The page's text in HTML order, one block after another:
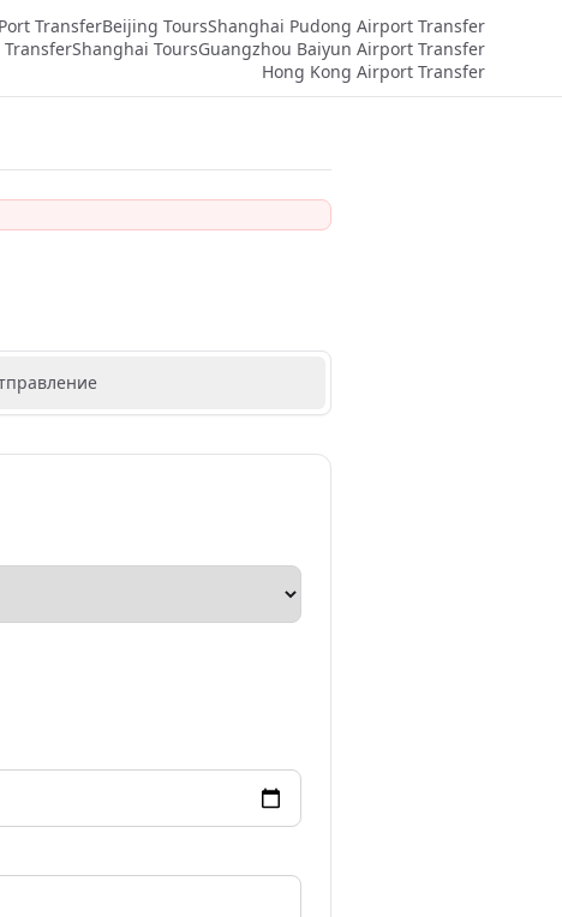
TransferBeijing ToursShanghai Pudong Airport Transfer
Shanghai ToursGuangzhou Baiyun Airport Transfer
Hong Kong Airport Transfer